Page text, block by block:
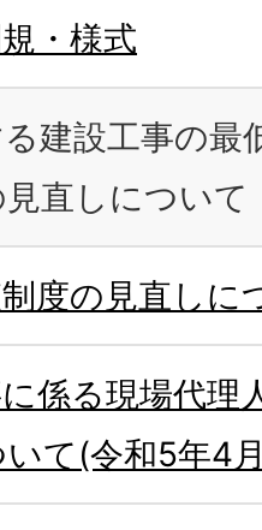
・様式
建設工事の最
直しについて
度の見直しに
係る現場代理
て(令和5年4